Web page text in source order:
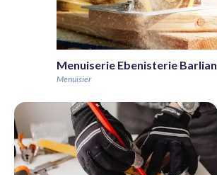
Menuiserie Ebenisterie Barlian
Menuisier